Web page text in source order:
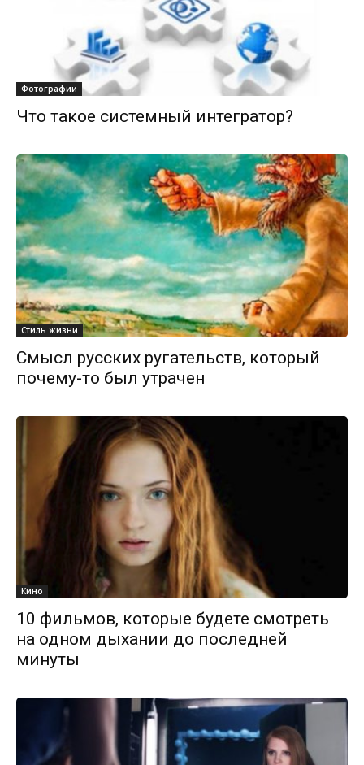
Фотографии
Что такое системный интегратор?
Стиль жизни
Смысл русских ругательств, который
почему-то был утрачен
Кино
10 фильмов, которые будете смотреть
на одном дыхании до последней
минуты